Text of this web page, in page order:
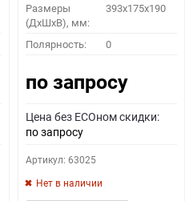
полярность?
3 - обратная 4 - прямая
Размеры
(ДхШхВ), мм:
393x175x190
Полярность: 0
по запросу
Цена без ECOном скидки:
по запросу
Артикул: 63025
Нет в наличии